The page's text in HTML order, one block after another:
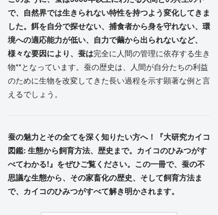
で、自然界では生きられない特性を持つよう変化してきま
した。餌を自分で探せない、捕食者から身を守れない、環
境への適応能力が低い、自力で繭から出られないなど、
様々な要因により、蚕は完全に人間の管理に依存する生き
物**となっています。蚕の歴史は、人間が自分たちの利益
のために生物を改変してきた長い過程を示す顕著な例と言
えるでしょう。
蚕の魅力とその全てを深く知りたい方へ！『大研究カイコ
図鑑: 生態から飼育方法、歴史まで。カイコのひみつがす
べてわかる!』をぜひご覧ください。この一冊で、蚕の不
思議な生態から、その家畜化の歴史、そして飼育方法ま
で、カイコのひみつがすべて解き明かされます。